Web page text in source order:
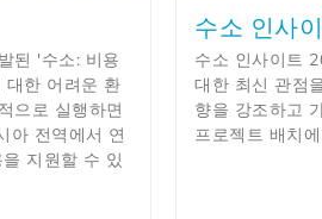
된 '수소: 비용
대한 어려운 환
으로 실행하면
아 전역에서 연
지원할 수 있
수소 인사
수소 인사이트
대한 최신 관점
향을 강조하고
프로젝트 배치